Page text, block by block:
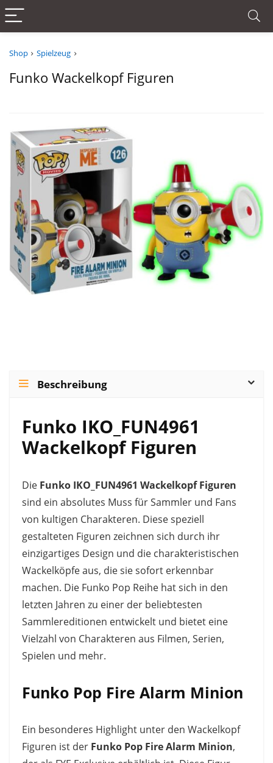
Shop Spielzeug
Funko Wackelkopf Figuren
Beschreibung
Funko IKO_FUN4961
Wackelkopf Figuren
Die Funko IKO_FUN4961 Wackelkopf Figuren
sind ein absolutes Muss für Sammler und Fans
von kultigen Charakteren. Diese speziell
gestalteten Figuren zeichnen sich durch ihr
einzigartiges Design und die charakteristischen
Wackelköpfe aus, die sie sofort erkennbar
machen. Die Funko Pop Reihe hat sich in den
letzten Jahren zu einer der beliebtesten
Sammlereditionen entwickelt und bietet eine
Vielzahl von Charakteren aus Filmen, Serien,
Spielen und mehr.
Funko Pop Fire Alarm Minion
Ein besonderes Highlight unter den Wackelkopf
Figuren ist der Funko Pop Fire Alarm Minion,